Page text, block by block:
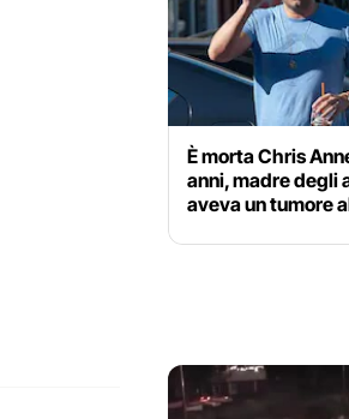
È morta Chris
anni, madre degli
aveva un tumore